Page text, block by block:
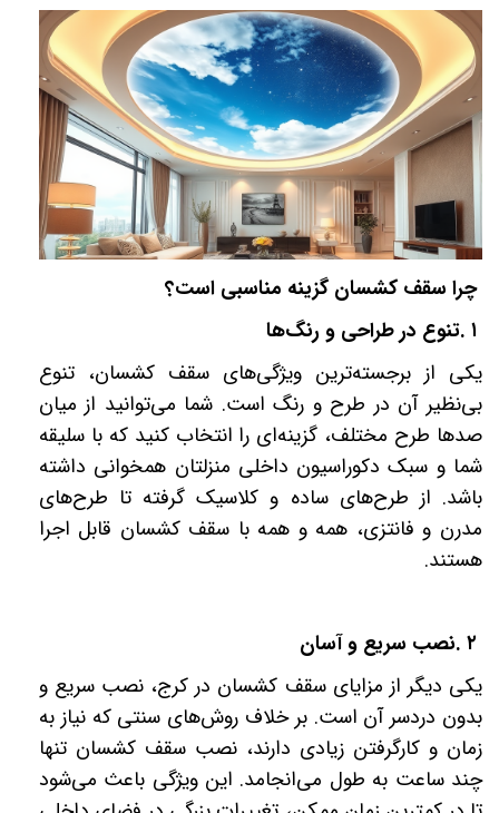
چرا سقف کشسان گزینه مناسبی است؟
۱ .تنوع در طراحی و رنگ‌ها
یکی از برجسته‌ترین ویژگی‌های سقف کشسان، تنوع
بی‌نظیر آن در طرح و رنگ است. شما می‌توانید از میان
صدها طرح مختلف، گزینه‌ای را انتخاب کنید که با سلیقه
شما و سبک دکوراسیون داخلی منزلتان همخوانی داشته
باشد. از طرح‌های ساده و کلاسیک گرفته تا طرح‌های
مدرن و فانتزی، همه و همه با سقف کشسان قابل اجرا
هستند.
۲ .نصب سریع و آسان
یکی دیگر از مزایای سقف کشسان در کرج، نصب سریع و
بدون دردسر آن است. بر خلاف روش‌های سنتی که نیاز به
زمان و کارگرفتن زیادی دارند، نصب سقف کشسان تنها
چند ساعت به طول می‌انجامد. این ویژگی باعث می‌شود